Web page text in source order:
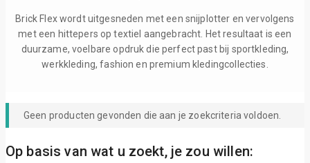
Brick Flex wordt uitgesneden met een snijplotter en vervolgens
met een hittepers op textiel aangebracht. Het resultaat is een
duurzame, voelbare opdruk die perfect past bij sportkleding,
werkkleding, fashion en premium kledingcollecties.
Geen producten gevonden die aan je zoekcriteria voldoen.
Op basis van wat u zoekt, je zou willen: